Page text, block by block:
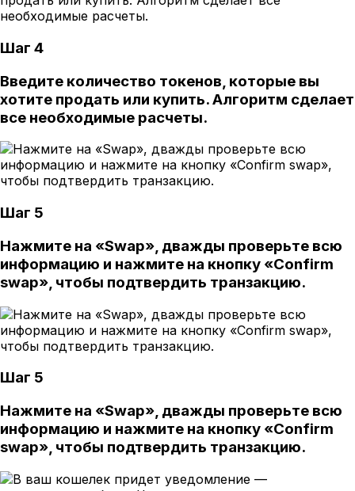
Шаг 4
Введите количество токенов, которые вы
хотите продать или купить. Алгоритм сделает
все необходимые расчеты.
Шаг 5
Нажмите на «Swap», дважды проверьте всю
информацию и нажмите на кнопку «Confirm
swap», чтобы подтвердить транзакцию.
Шаг 5
Нажмите на «Swap», дважды проверьте всю
информацию и нажмите на кнопку «Confirm
swap», чтобы подтвердить транзакцию.